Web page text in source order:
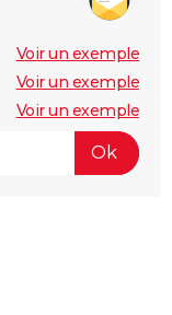
Voir un exemple
Voir un exemple
Voir un exemple